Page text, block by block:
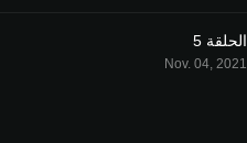
الحلقة 5
Nov. 04, 2021